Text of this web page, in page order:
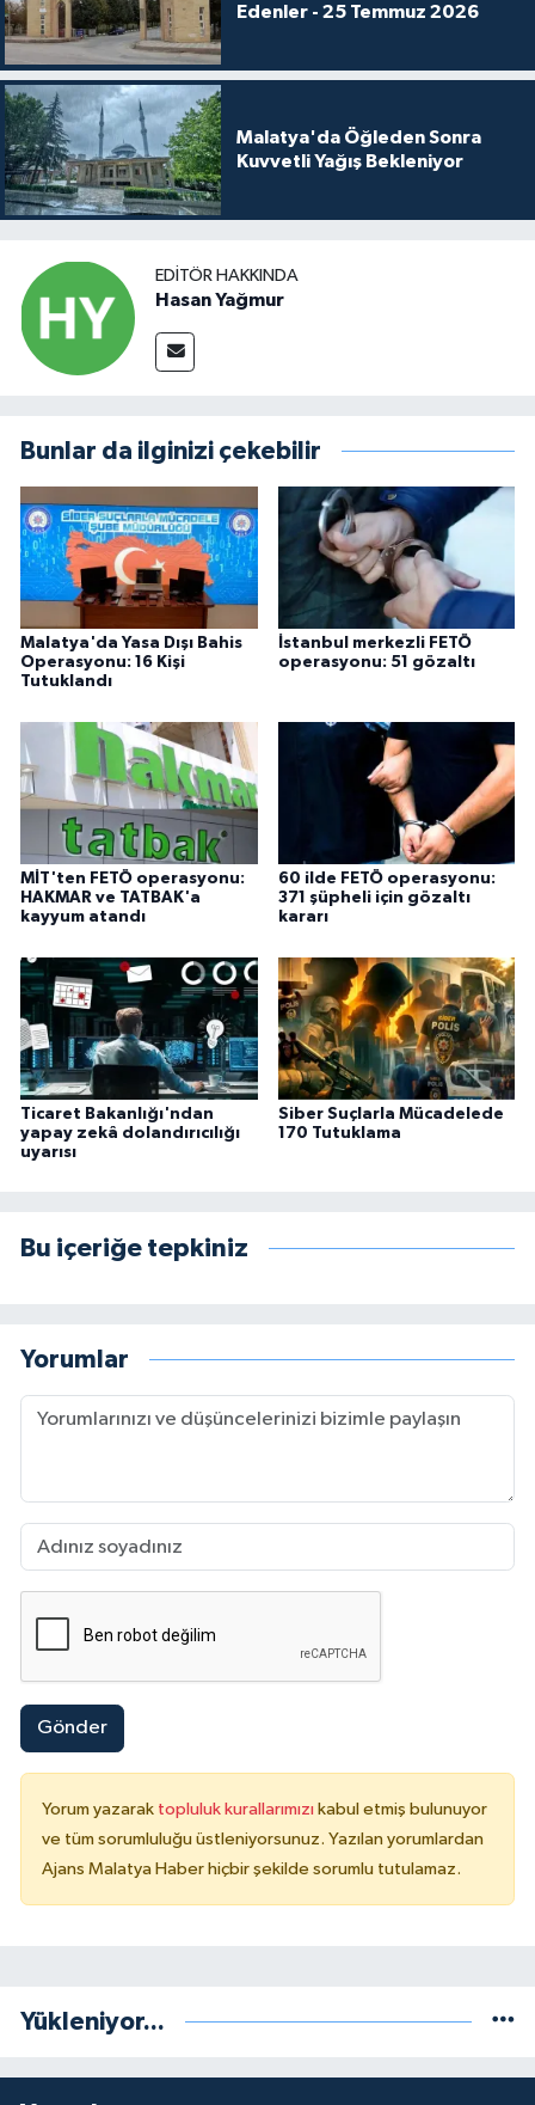
Edenler - 25 Temmuz 2026
Malatya'da Öğleden Sonra
Kuvvetli Yağış Bekleniyor
EDITÖR HAKKINDA
Hasan Yağmur
Bunlar da ilginizi çekebilir
Malatya'da Yasa Dışı Bahis
Operasyonu: 16 Kişi
Tutuklandı
İstanbul merkezli FETÖ
operasyonu: 51 gözaltı
MİT'ten FETÖ operasyonu:
HAKMAR ve TATBAK'a
kayyum atandı
60 ilde FETÖ operasyonu:
371 şüpheli için gözaltı
kararı
Ticaret Bakanlığı'ndan
yapay zekâ dolandırıcılığı
uyarısı
Siber Suçlarla Mücadelede
170 Tutuklama
Bu içeriğe tepkiniz
Yorumlar
Gönder
Yorum yazarak topluluk kurallarımızı kabul etmiş bulunuyor
ve tüm sorumluluğu üstleniyorsunuz. Yazılan yorumlardan
Ajans Malatya Haber hiçbir şekilde sorumlu tutulamaz.
Yükleniyor...